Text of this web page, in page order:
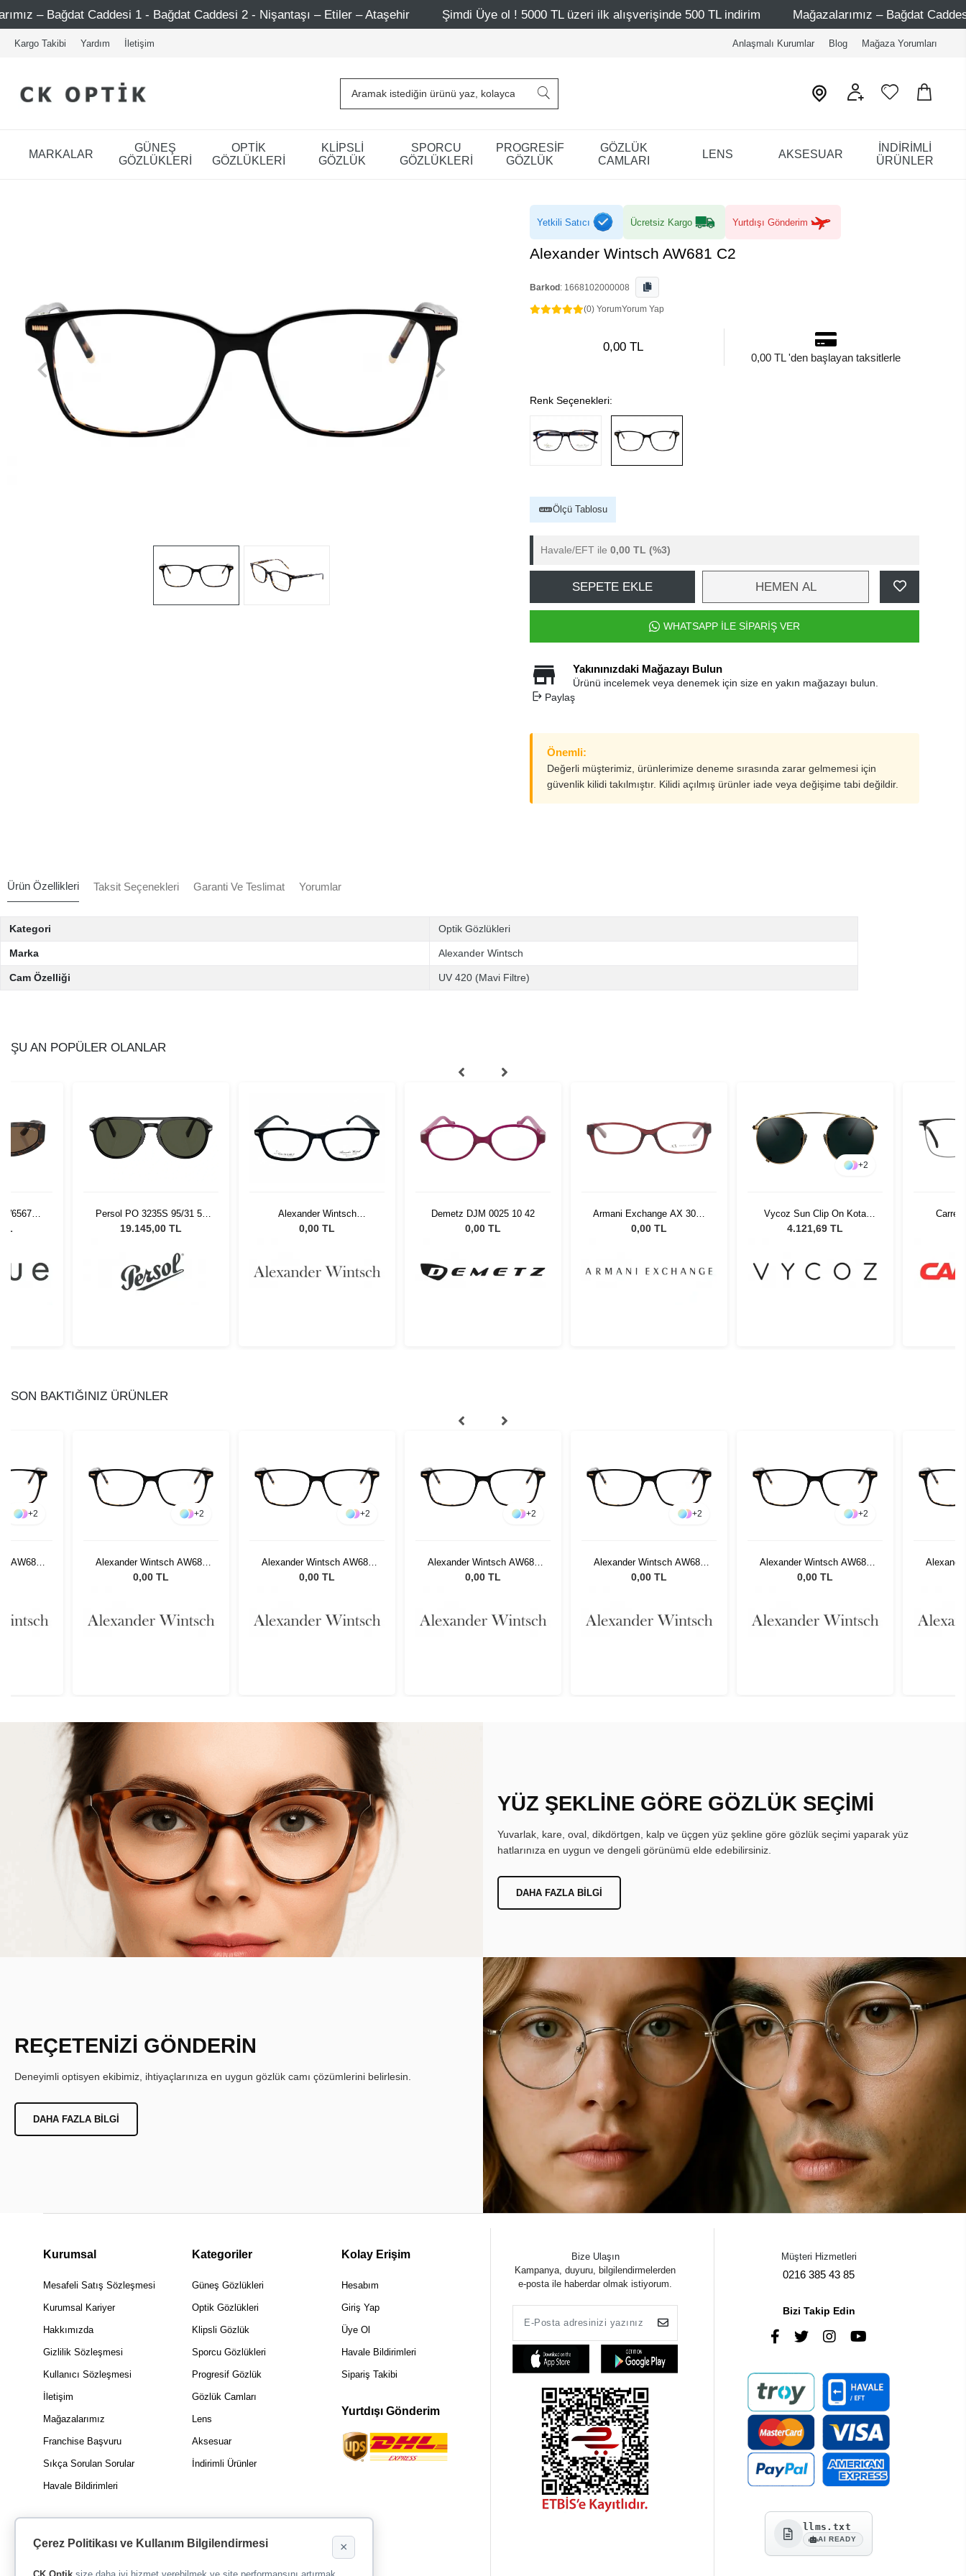
Caddesi 1 - Bağdat Caddesi 2 - Nişantaşı – Etiler – Ataşehir Şimdi Üye ol ! 5000 TL üzeri ilk alışverişinde 500 TL indirim Mağazalarımız – Bağdat Caddesi 1 - Bağdat
Kargo Takibi Yardım İletişim Anlaşmalı Kurumlar Blog Mağaza Yorumları
MARKALAR
GÜNEŞ
GÖZLÜKLERİ
OPTİK
GÖZLÜKLERİ
KLİPSLİ
GÖZLÜK
SPORCU
GÖZLÜKLERİ
PROGRESİF
GÖZLÜK
GÖZLÜK
CAMLARI
LENS AKSESUAR
İNDİRİMLİ
ÜRÜNLER
Yetkili Satıcı Ücretsiz Kargo Yurtdışı Gönderim
Alexander Wintsch AW681 C2
Barkod : 1668102000008
(0) YorumYorum Yap
0,00 TL
0,00 TL 'den başlayan taksitlerle
Renk Seçenekleri:
Ölçü Tablosu
Havale/EFT ile 0,00 TL (%3)
SEPETE EKLE HEMEN AL
WHATSAPP İLE SİPARİŞ VER
Yakınınızdaki Mağazayı Bulun
Ürünü incelemek veya denemek için size en yakın mağazayı bulun.
Paylaş
Önemli:
Değerli müşterimiz, ürünlerimize deneme sırasında zarar gelmemesi için
güvenlik kilidi takılmıştır. Kilidi açılmış ürünler iade veya değişime tabi değildir.
Ürün Özellikleri Taksit Seçenekleri Garanti Ve Teslimat Yorumlar
Kategori Optik Gözlükleri
Marka Alexander Wintsch
Cam Özelliği UV 420 (Mavi Filtre)
ŞU AN POPÜLER OLANLAR
-
Persol PO 3235S 95/31 55
Unisex Güneş Gözlüğü
19.145,00 TL
Alexander Wintsch
AW20183 C1
0,00 TL
Demetz DJM 0025 10 42
0,00 TL
Armani Exchange AX 3017
8118 52
0,00 TL
+2
Vycoz Sun Clip On Kota
Green Unisex Güneş
4.121,69 TL
SON BAKTIĞINIZ ÜRÜNLER
+2
AW681
+2
Alexander Wintsch AW681
C2
0,00 TL
+2
Alexander Wintsch AW681
C2
0,00 TL
+2
Alexander Wintsch AW681
C2
0,00 TL
+2
Alexander Wintsch AW681
C2
0,00 TL
+2
Alexander Wintsch AW681
C2
0,00 TL
YÜZ ŞEKLİNE GÖRE GÖZLÜK SEÇİMİ
Yuvarlak, kare, oval, dikdörtgen, kalp ve üçgen yüz şekline göre gözlük seçimi yaparak yüz
hatlarınıza en uygun ve dengeli görünümü elde edebilirsiniz.
DAHA FAZLA BILGI
REÇETENİZİ GÖNDERİN
Deneyimli optisyen ekibimiz, ihtiyaçlarınıza en uygun gözlük camı çözümlerini belirlesin.
DAHA FAZLA BILGI
Kurumsal
Mesafeli Satış Sözleşmesi
Kurumsal Kariyer
Hakkımızda
Gizlilik Sözleşmesi
Kullanıcı Sözleşmesi
İletişim
Mağazalarımız
Franchise Başvuru
Sıkça Sorulan Sorular
Havale Bildirimleri
Kategoriler
Güneş Gözlükleri
Optik Gözlükleri
Klipsli Gözlük
Sporcu Gözlükleri
Progresif Gözlük
Gözlük Camları
Lens
Aksesuar
İndirimli Ürünler
Kolay Erişim
Hesabım
Giriş Yap
Üye Ol
Havale Bildirimleri
Sipariş Takibi
Yurtdışı Gönderim
Bize Ulaşın
Kampanya, duyuru, bilgilendirmelerden
e-posta ile haberdar olmak istiyorum.
Müşteri Hizmetleri
0216 385 43 85
Bizi Takip Edin
llms.txt
AI READY
Çerez Politikası ve Kullanım Bilgilendirmesi ×